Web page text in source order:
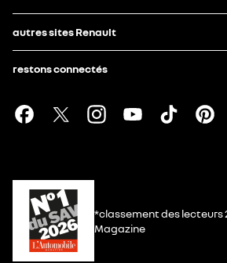
autres sites Renault
restons connectés
*classement des lecteurs
Magazine